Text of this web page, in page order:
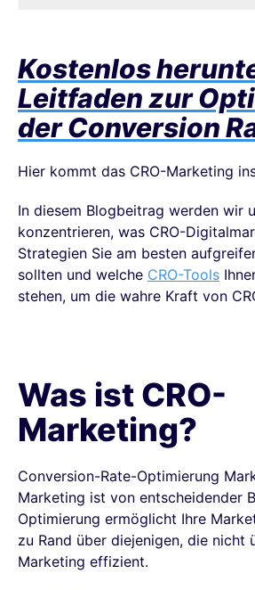
Kostenlos
Leitfaden zur
der Conversion
Hier kommt das CRO-Marketing
In diesem Blogbeitrag werden wir
konzentrieren, was CRO-
Strategien Sie am besten
sollten und welche CRO-Tools
stehen, um die wahre Kraft von
Was ist CRO-
Marketing?
Conversion-Rate-Optimierung
Marketing ist von entscheidender
Optimierung ermöglicht Ihre
zu Rand über diejenigen, die nicht
Marketing effizient.